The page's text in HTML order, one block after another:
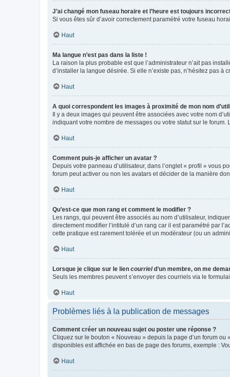
J’ai changé mon fuseau horaire et l’heure est toujours
Si vous êtes sûr d’avoir correctement paramétré votre fuseau
Haut
Ma langue n’est pas dans la liste !
La raison la plus probable est que l’administrateur n’ait pas
d’installer la langue désirée. Si elle n’existe pas, n’hésitez pas
Haut
A quoi correspondent les images à proximité de mon nom
Il y a deux images qui peuvent être associées avec votre nom
indiquant votre nombre de messages ou votre statut sur le
Haut
Comment puis-je afficher un avatar ?
Depuis votre panneau d’utilisateur, dans l’onglet « profil » vous
forum peut activer ou non les avatars et décider de la manière
Haut
Qu’est-ce que mon rang et comment le modifier ?
Les rangs, qui peuvent être associés au nom d’utilisateur,
directement modifier l’intitulé d’un rang car il est paramétré par
cette pratique est rarement tolérée et un modérateur (ou un
Haut
Lorsque je clique sur le lien courrield’un membre, on me
Seuls les membres peuvent s’envoyer des courriels via le
Haut
Problèmes liés à la publication de messages
Comment créer un nouveau sujet ou poster une réponse ?
Cliquez sur le bouton « Nouveau » depuis la page d’un forum
disponibles est affichée en bas de page des forums, exemple :
Haut